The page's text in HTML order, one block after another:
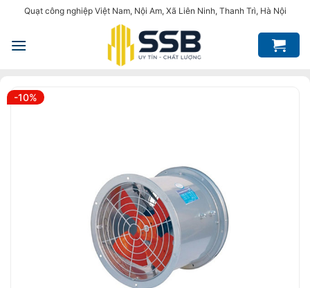
nội
Quạt công nghiệp Việt Nam, Nội Am, Xã Liên Ninh, Thanh Trì, Hà Nội
-10%